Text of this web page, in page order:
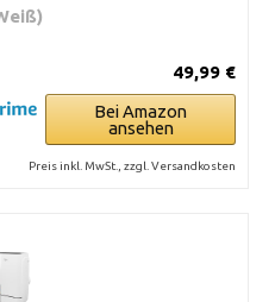
49,99 €
Bei Amazon
ansehen
Preis inkl. MwSt., zzgl. Versandkosten